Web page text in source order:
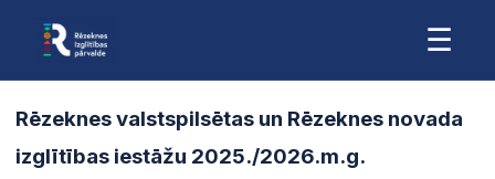
☰
Rēzeknes valstspilsētas un Rēzeknes novada
izglītības iestāžu 2025./2026.m.g.